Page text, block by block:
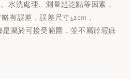
水洗處理、測量起訖點等因素，
有誤差，誤差尺寸±2cm，
屬於可接受範圍，並不屬於瑕疵